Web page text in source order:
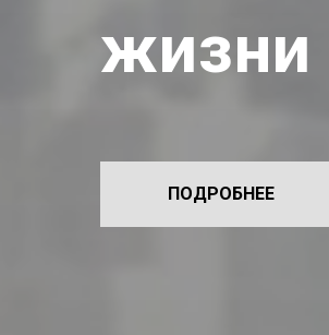
жизни
ПОДРОБНЕЕ